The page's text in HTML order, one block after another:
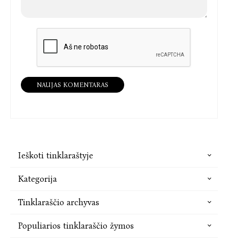
NAUJAS KOMENTARAS
Ieškoti tinklaraštyje
Kategorija
Tinklaraščio archyvas
Populiarios tinklaraščio žymos